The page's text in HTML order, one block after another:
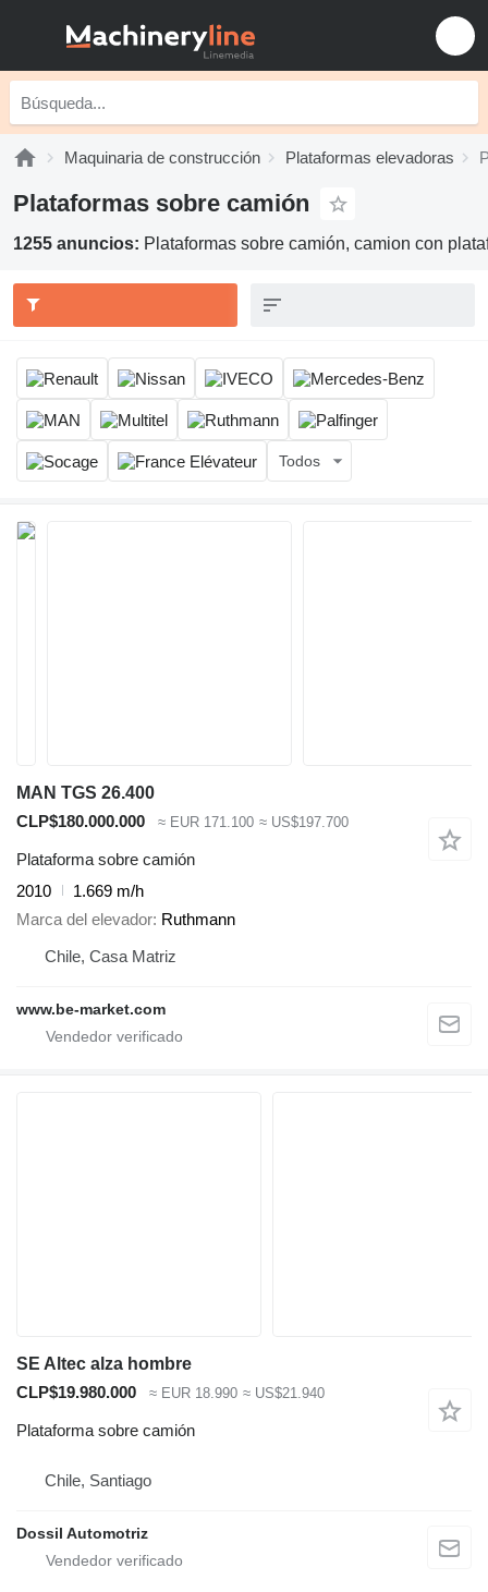
Maquinaria de construcción Plataformas elevadoras
Plataformas sobre camión
1255 anuncios: Plataformas sobre camión, camion con
Todos
MAN TGS 26.400
CLP$180.000.000
≈ EUR 171.100 ≈ US$197.700
Plataforma sobre camión
2010
1.669 m/h
Marca del elevador Ruthmann
Chile, Casa Matriz
www.be-market.com
SE Altec alza hombre
CLP$19.980.000
≈ EUR 18.990 ≈ US$21.940
Plataforma sobre camión
Chile, Santiago
Dossil Automotriz